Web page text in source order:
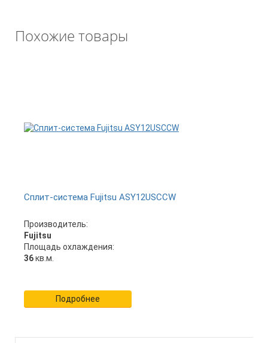
Похожие товары
Сплит-система Fujitsu ASY12USCCW
Производитель:
Fujitsu
Площадь охлаждения:
36кв.м.
Подробнее